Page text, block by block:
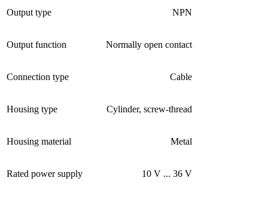
Output type NPN
Output function Normally open contact
Connection type Cable
Housing type Cylinder, screw-thread
Housing material Metal
Rated power supply 10 V ... 36 V